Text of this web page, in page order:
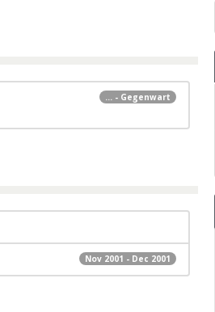
... - Gegenwart
Nov 2001 - Dec 2001